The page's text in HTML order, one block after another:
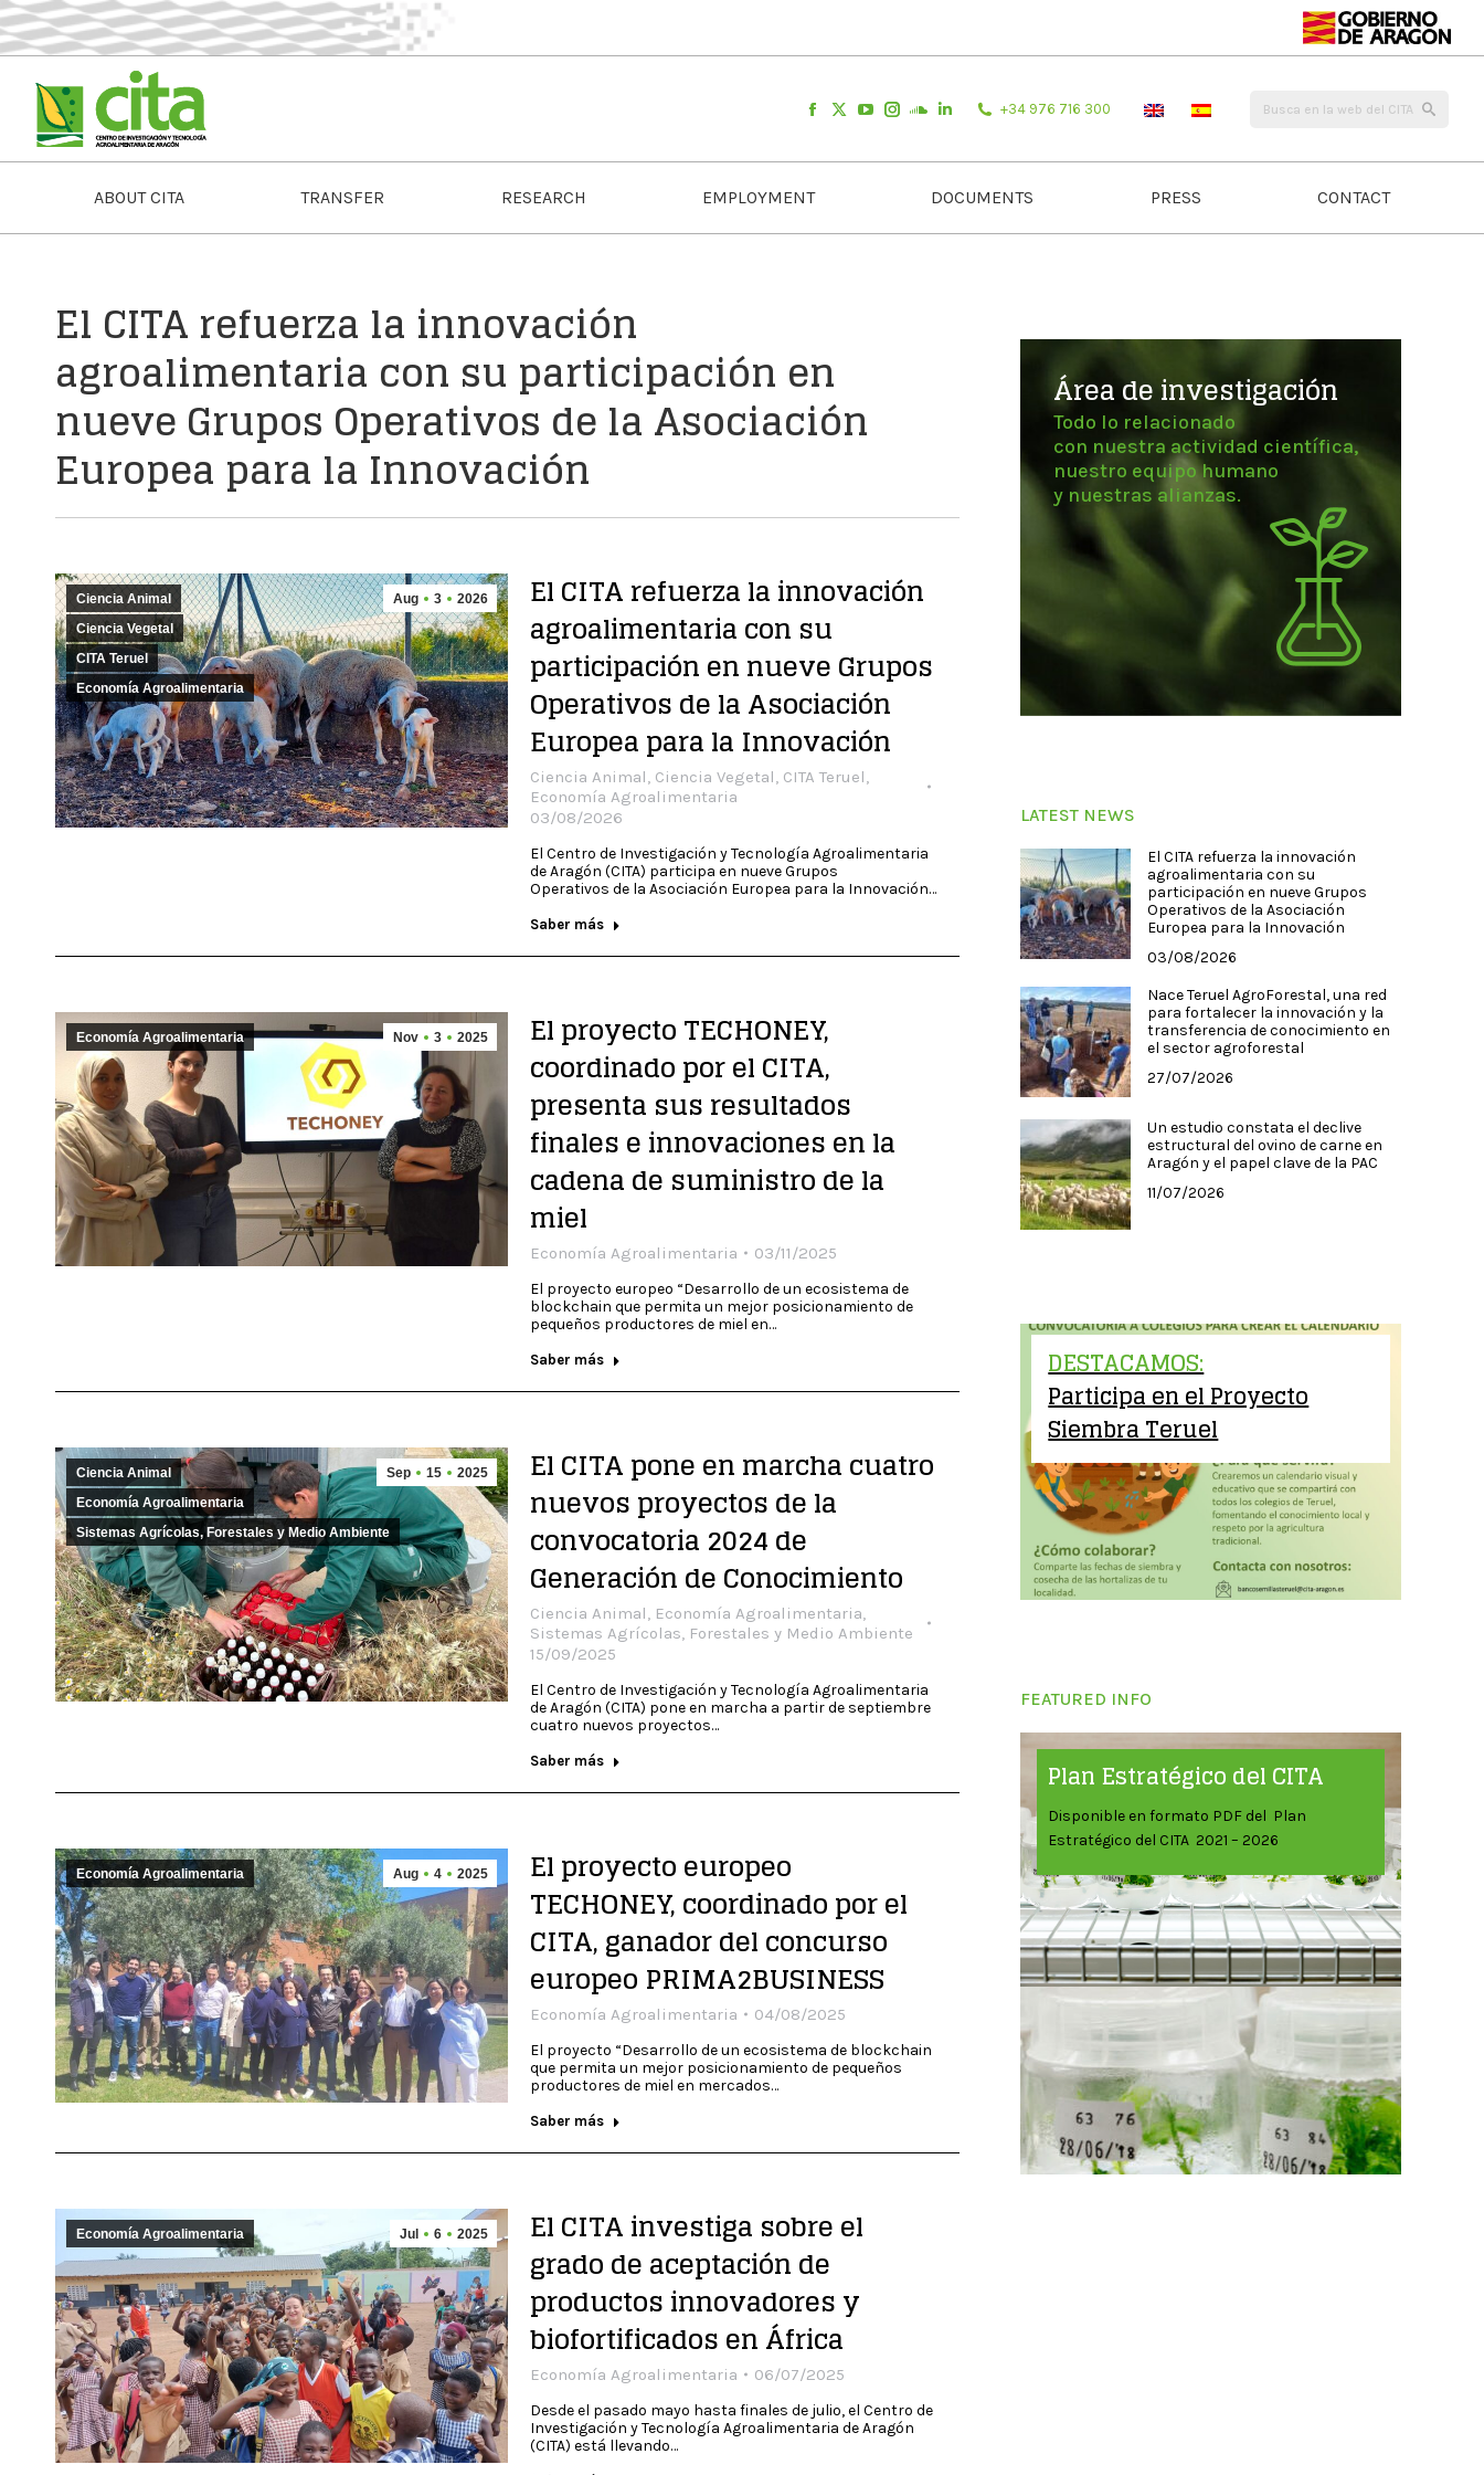
+34 976 716 300
ABOUT CITA TRANSFER RESEARCH EMPLOYMENT DOCUMENTS PRESS CONTACT
El CITA refuerza la innovación
agroalimentaria con su participación en
nueve Grupos Operativos de la Asociación
Europea para la Innovación
Aug 3 2026
Ciencia Animal
Ciencia Vegetal
CITA Teruel
Economía Agroalimentaria
El CITA refuerza la innovación
agroalimentaria con su
participación en nueve Grupos
Operativos de la Asociación
Europea para la Innovación
Ciencia Animal, Ciencia Vegetal, CITA Teruel,
Economía Agroalimentaria
03/08/2026
El Centro de Investigación y Tecnología Agroalimentaria
de Aragón (CITA) participa en nueve Grupos
Operativos de la Asociación Europea para la Innovación…
Saber más
Nov 3 2025
Economía Agroalimentaria El proyecto TECHONEY,
coordinado por el CITA,
presenta sus resultados
finales e innovaciones en la
cadena de suministro de la
miel
Economía Agroalimentaria 03/11/2025
El proyecto europeo “Desarrollo de un ecosistema de
blockchain que permita un mejor posicionamiento de
pequeños productores de miel en…
Saber más
Sep 15 2025
Ciencia Animal
Economía Agroalimentaria
Sistemas Agrícolas, Forestales y Medio Ambiente
El CITA pone en marcha cuatro
nuevos proyectos de la
convocatoria 2024 de
Generación de Conocimiento
Ciencia Animal, Economía Agroalimentaria,
Sistemas Agrícolas, Forestales y Medio Ambiente
15/09/2025
El Centro de Investigación y Tecnología Agroalimentaria
de Aragón (CITA) pone en marcha a partir de septiembre
cuatro nuevos proyectos…
Saber más
Aug 4 2025
Economía Agroalimentaria El proyecto europeo
TECHONEY, coordinado por el
CITA, ganador del concurso
europeo PRIMA2BUSINESS
Economía Agroalimentaria 04/08/2025
El proyecto “Desarrollo de un ecosistema de blockchain
que permita un mejor posicionamiento de pequeños
productores de miel en mercados…
Saber más
Jul 6 2025
Economía Agroalimentaria El CITA investiga sobre el
grado de aceptación de
productos innovadores y
biofortificados en África
Economía Agroalimentaria 06/07/2025
Desde el pasado mayo hasta finales de julio, el Centro de
Investigación y Tecnología Agroalimentaria de Aragón
(CITA) está llevando…
Área de investigación
Todo lo relacionado
con nuestra actividad científica,
nuestro equipo humano
y nuestras alianzas.
LATEST NEWS
El CITA refuerza la innovación
agroalimentaria con su
participación en nueve Grupos
Operativos de la Asociación
Europea para la Innovación
03/08/2026
Nace Teruel AgroForestal, una red
para fortalecer la innovación y la
transferencia de conocimiento en
el sector agroforestal
27/07/2026
Un estudio constata el declive
estructural del ovino de carne en
Aragón y el papel clave de la PAC
11/07/2026
DESTACAMOS:
Participa en el Proyecto
Siembra Teruel
FEATURED INFO
Plan Estratégico del CITA
Disponible en formato PDF del Plan
Estratégico del CITA 2021 – 2026